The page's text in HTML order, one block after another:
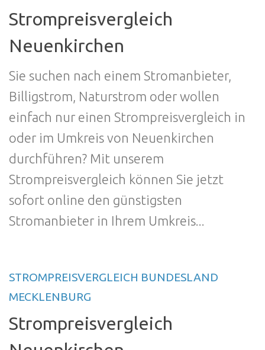
Strompreisvergleich
Neuenkirchen
Sie suchen nach einem Stromanbieter,
Billigstrom, Naturstrom oder wollen
einfach nur einen Strompreisvergleich in
oder im Umkreis von Neuenkirchen
durchführen? Mit unserem
Strompreisvergleich können Sie jetzt
sofort online den günstigsten
Stromanbieter in Ihrem Umkreis...
STROMPREISVERGLEICH BUNDESLAND
MECKLENBURG
Strompreisvergleich